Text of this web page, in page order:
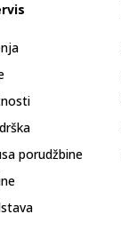
porudžbine